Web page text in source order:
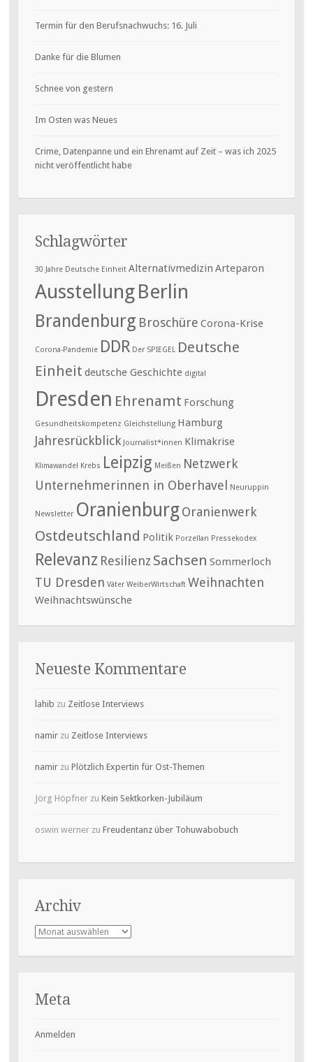
Termin für den Berufsnachwuchs: 16. Juli
Danke für die Blumen
Schnee von gestern
Im Osten was Neues
Crime, Datenpanne und ein Ehrenamt auf Zeit – was ich 2025
nicht veröffentlicht habe
Schlagwörter
30 Jahre Deutsche Einheit Alternativmedizin Arteparon
AusstellungBerlin
Brandenburg Broschüre Corona-Krise
Corona-Pandemie DDR Der SPIEGEL Deutsche
Einheit deutsche Geschichte digital
Dresden Ehrenamt Forschung
Gesundheitskompetenz Gleichstellung Hamburg
Jahresrückblick Journalist*innen Klimakrise
Klimawandel Krebs Leipzig Meißen Netzwerk
Unternehmerinnen in Oberhavel
Neuruppin
Newsletter OranienburgOranienwerk
Ostdeutschland Politik Porzellan Pressekodex
Relevanz Resilienz Sachsen Sommerloch
TU Dresden Väter WeiberWirtschaft Weihnachten
Weihnachtswünsche
Neueste Kommentare
lahib zu Zeitlose Interviews
namirzu Zeitlose Interviews
namirzu Plötzlich Expertin für Ost-Themen
Jörg Höpfnerzu Kein Sektkorken-Jubiläum
oswin wernerzu Freudentanz über Tohuwabobuch
Archiv
Archiv
Meta
Anmelden